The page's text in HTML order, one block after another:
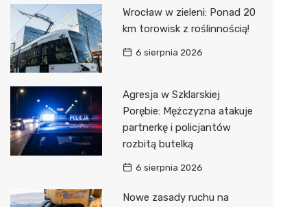
Wrocław w zieleni: Ponad 20
km torowisk z roślinnością!
6 sierpnia 2026
Agresja w Szklarskiej
Porębie: Mężczyzna atakuje
partnerkę i policjantów
rozbitą butelką
6 sierpnia 2026
Nowe zasady ruchu na